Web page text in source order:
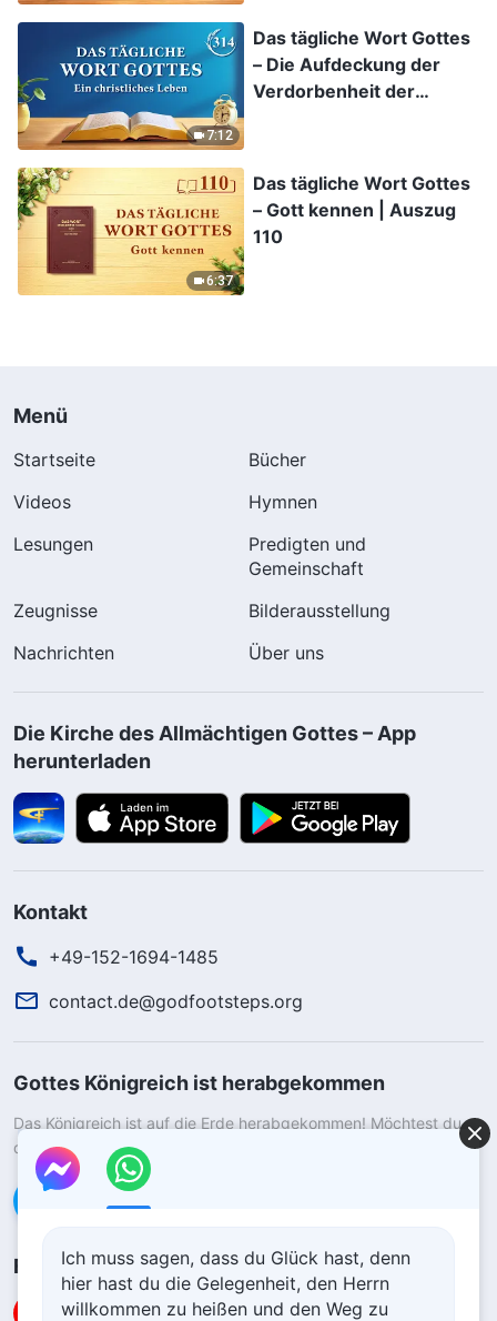
7:12
Das tägliche Wort Gottes
– Die Aufdeckung der
Verdorbenheit der
6:37
Das tägliche Wort Gottes
– Gott kennen | Auszug
110
Menü
Startseite
Bücher
Videos
Hymnen
Lesungen
Predigten und
Gemeinschaft
Zeugnisse
Bilderausstellung
Nachrichten
Über uns
Die Kirche des Allmächtigen Gottes – App
herunterladen
Kontakt
+49-152-1694-1485
contact.de@godfootsteps.org
Gottes Königreich ist herabgekommen
Das Königreich ist auf die Erde herabgekommen! Möchtest du
das Königreich Gottes betreten?
Kontaktiere uns über WhatsApp
Folge unsIch muss sagen, dass du Glück hast, denn
hier hast du die Gelegenheit, den Herrn
willkommen zu heißen und den Weg zu